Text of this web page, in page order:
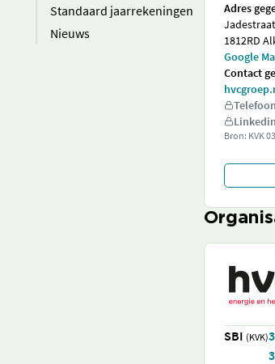
Standaard jaarrekeningen
Nieuws
Adres
1812RD
Google
Contact
Linkedin
Bron: KVK
SBI (KVK)